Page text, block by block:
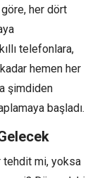
her dört
telefonlara,
hemen her
şimdiden
başladı.
tehdit mi, yoksa